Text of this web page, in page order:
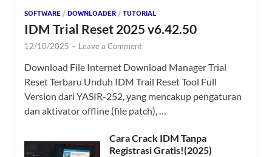
SOFTWARE / DOWNLOADER / TUTORIAL
IDM Trial Reset 2025 v6.42.50
12/10/2025 - Leave a Comment
Download File Internet Download Manager Trial
Reset Terbaru Unduh IDM Trail Reset Tool Full
Version dari YASIR-252, yang mencakup pengaturan
dan aktivator offline (file patch), …
Cara Crack IDM Tanpa
Registrasi Gratis!(2025)